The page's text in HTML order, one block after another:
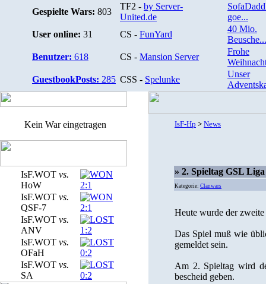
Gespielte Wars: 803
TF2 - by Server-
United.de
goe...
User online: 31 CS - FunYard
40 Mio.
Beusche...
Benutzer: 618 CS - Mansion Server
Frohe
GuestbookPosts: 285 CSS - Spelunke
Unser
Kein War eingetragen
IsF.WOT vs.
HoW
2:1
IsF.WOT vs.
QSF-7
2:1
IsF.WOT vs.
ANV
1:2
IsF.WOT vs.
OFaH
0:2
IsF.WOT vs.
SA
0:2
IsF-Hp > News
» 2. Spieltag GSL
Kategorie: Clanwars
Heute wurde der
Das Spiel muß wie
gemeldet sein.
Am 2. Spieltag wird
bescheid geben.